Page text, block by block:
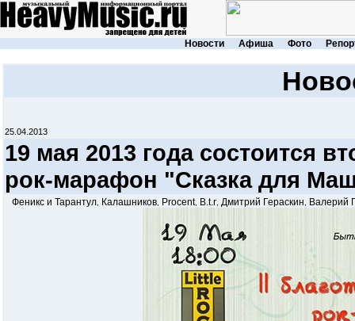
Новости Афиша Фото
25.04.2013
19 мая 2013 года состоится
рок-марафон "Сказка для
Феникс и Тарантул Калашников Procent, B.t.r Дмитрий Гераскин Валерий